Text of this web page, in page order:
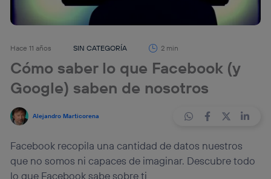
Hace 11 años SIN CATEGORÍA 2 min
Cómo saber lo que Facebook (y
Google) saben de nosotros
Alejandro Marticorena
Facebook recopila una cantidad de datos nuestros
que no somos ni capaces de imaginar. Descubre todo
lo que Facebook sabe sobre ti